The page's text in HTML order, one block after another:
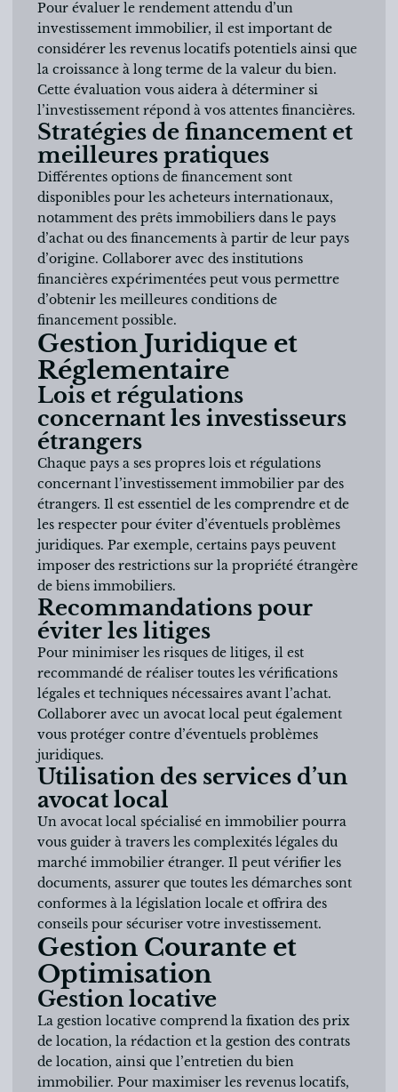
Pour évaluer le rendement attendu d’un
investissement immobilier, il est important de
considérer les revenus locatifs potentiels ainsi que
la croissance à long terme de la valeur du bien.
Cette évaluation vous aidera à déterminer si
l’investissement répond à vos attentes financières.
Stratégies de financement et
meilleures pratiques
Différentes options de financement sont
disponibles pour les acheteurs internationaux,
notamment des prêts immobiliers dans le pays
d’achat ou des financements à partir de leur pays
d’origine. Collaborer avec des institutions
financières expérimentées peut vous permettre
d’obtenir les meilleures conditions de
financement possible.
Gestion Juridique et
Réglementaire
Lois et régulations
concernant les investisseurs
étrangers
Chaque pays a ses propres lois et régulations
concernant l’investissement immobilier par des
étrangers. Il est essentiel de les comprendre et de
les respecter pour éviter d’éventuels problèmes
juridiques. Par exemple, certains pays peuvent
imposer des restrictions sur la propriété étrangère
de biens immobiliers.
Recommandations pour
éviter les litiges
Pour minimiser les risques de litiges, il est
recommandé de réaliser toutes les vérifications
légales et techniques nécessaires avant l’achat.
Collaborer avec un avocat local peut également
vous protéger contre d’éventuels problèmes
juridiques.
Utilisation des services d’un
avocat local
Un avocat local spécialisé en immobilier pourra
vous guider à travers les complexités légales du
marché immobilier étranger. Il peut vérifier les
documents, assurer que toutes les démarches sont
conformes à la législation locale et offrira des
conseils pour sécuriser votre investissement.
Gestion Courante et
Optimisation
Gestion locative
La gestion locative comprend la fixation des prix
de location, la rédaction et la gestion des contrats
de location, ainsi que l’entretien du bien
immobilier. Pour maximiser les revenus locatifs,